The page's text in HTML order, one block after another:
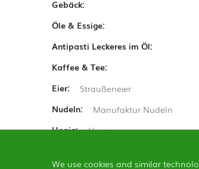
We use cookies and similar
Gebäck:
Öle & Essige:
Antipasti Leckeres im Öl:
Kaffee & Tee:
Eier:
Straußeneier
Nudeln:
Manufaktur Nudeln
Honig:
Honig